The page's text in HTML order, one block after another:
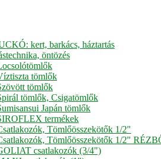
kert, barkács, háztartás
öntözés
tömlők
tömlők
tömlők, Csigatömlők
Japán tömlők
termékek
Tömlőösszekötők 1/2"
Tömlőösszekötők 1/2"
csatlakozók (3/4")